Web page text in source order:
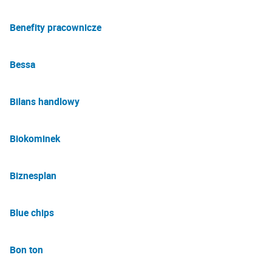
Benefity pracownicze
Bessa
Bilans handlowy
Biokominek
Biznesplan
Blue chips
Bon ton